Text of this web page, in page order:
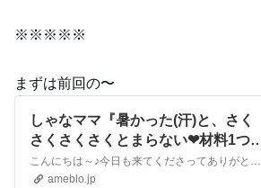
※※※※※
まずは前回の〜
しゃなママ『暑かった(汗)と、さく
さくさくさくとまらない❤材料1つ
+目(笑)あっという間におばけスナッ
ク❤』
こんにちは～♪今日も来てくださってありがとうございます。いつも沢山のコメントやメッセージ、クリップやリブログもほんとに嬉しいです♪全部にお返事できなくて申し訳…
ameblo.jp